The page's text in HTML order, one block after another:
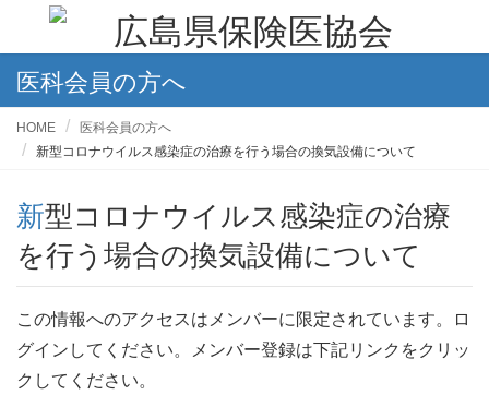
医科会員の方へ
HOME
医科会員の方へ
新型コロナウイルス感染症の治療を行う場合の換気設備について
新型コロナウイルス感染症の治療
を行う場合の換気設備について
この情報へのアクセスはメンバーに限定されています。ロ
グインしてください。メンバー登録は下記リンクをクリッ
クしてください。